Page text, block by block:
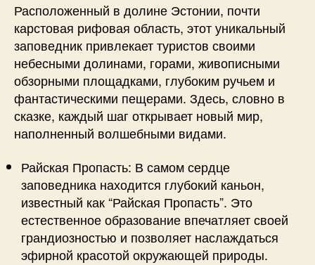
Расположенный в долине Эстонии, почти
карстовая рифовая область, этот уникальный
заповедник привлекает туристов своими
небесными долинами, горами, живописными
обзорными площадками, глубоким ручьем и
фантастическими пещерами. Здесь, словно в
сказке, каждый шаг открывает новый мир,
наполненный волшебными видами.
Райская Пропасть: В самом сердце
заповедника находится глубокий каньон,
известный как “Райская Пропасть”. Это
естественное образование впечатляет своей
грандиозностью и позволяет наслаждаться
эфирной красотой окружающей природы.